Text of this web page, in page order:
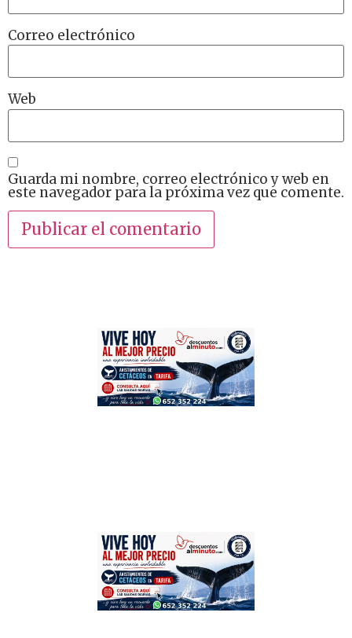
Correo electrónico
Web
Guarda mi nombre, correo electrónico y web en
este navegador para la próxima vez que comente.